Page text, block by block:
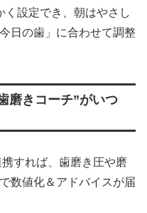
く設定でき、朝はやさし
日の歯」に合わせて調整
磨きコーチ”がいつ
すれば、歯磨き圧や磨
数値化＆アドバイスが届